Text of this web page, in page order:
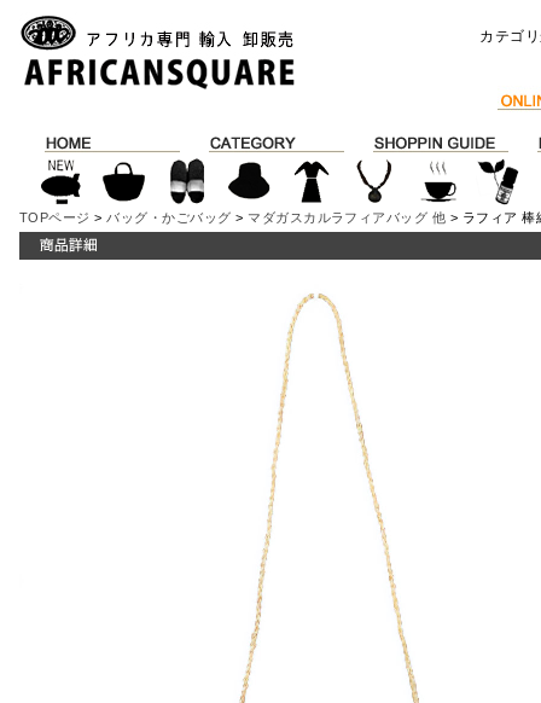
カテゴ
TOPページ > バッグ・かごバッグ > マダガスカルラフィアバッグ 他 > ラフィア 棒